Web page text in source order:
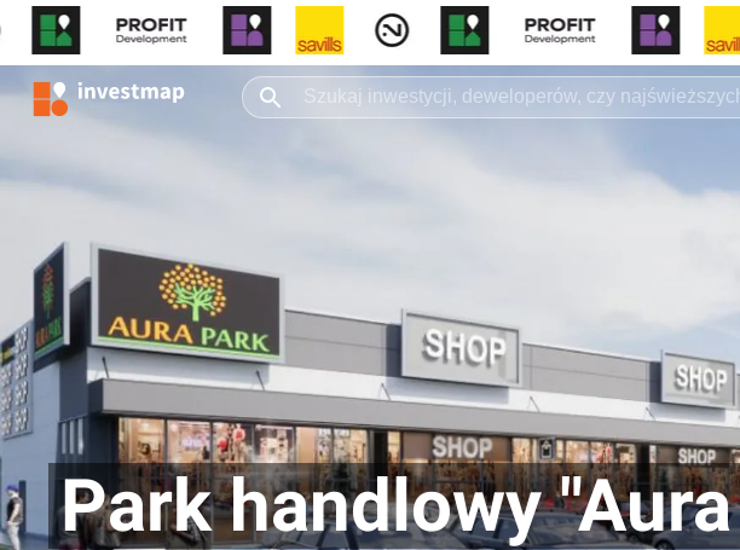
Park handlowy